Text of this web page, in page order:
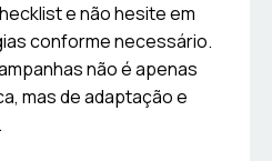
e não hesite em
conforme necessário.
não é apenas
mas de adaptação e